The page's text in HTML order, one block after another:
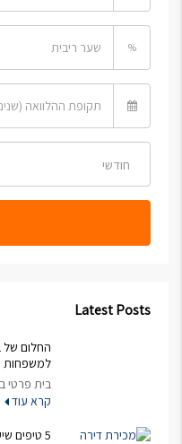
%
חודשי
Latest Posts
החלום של
למשפחות
בית פרטי
קרא עוד
5 טיפים שיעזור לכם בתהליך מכירת דירה בכרמיאל